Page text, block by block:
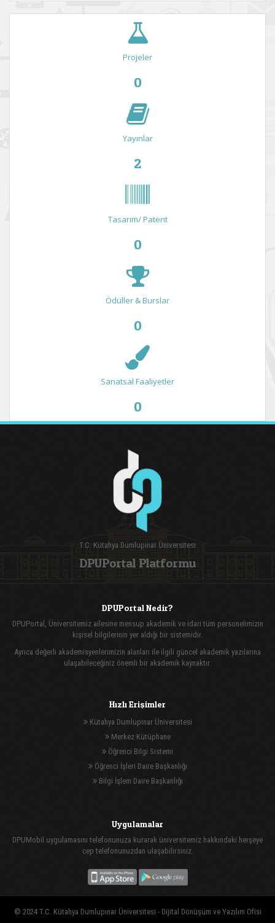
Projeler
0
Yayınlar
2
Tasarım/ Patent
0
Ödüller & Burslar
0
Sanatsal Faaliyetler
0
T.C. Kütahya Dumlupınar Üniversitesi
DPUPortal Platformu
DPUPortal Nedir?
DPUPortal, Üniversitemiz ailesine mensup akademik ve idari tüm personelimizin
kişisel bilgilerinin yer aldığı bir sistemidir.
Ayrıca değerli akademisyenlerimizin alanları ile ilgili güncel akademik yazılarına
ulaşabileceğiniz önemli bir akademik kaynaktır.
Hızlı Erişimler
Kütahya Dumlupınar Üniversitesi
Merkez Kütüphane
Öğrenci Bilgi Sistemi
Öğrenci İşleri Daire Başkanlığı
Bilgi İşlem Daire Başkanlığı
Uygulamalar
DPUMobil uygulamasını telefonunuza kurarak üniversitemiz hakkındaki herşeye
cep telefonunuzdan ulaşabilirsiniz.
© 2024 T.C. Kütahya Dumlupınar Üniversitesi - Dijital Dönüşüm ve Yazılım Ofisi